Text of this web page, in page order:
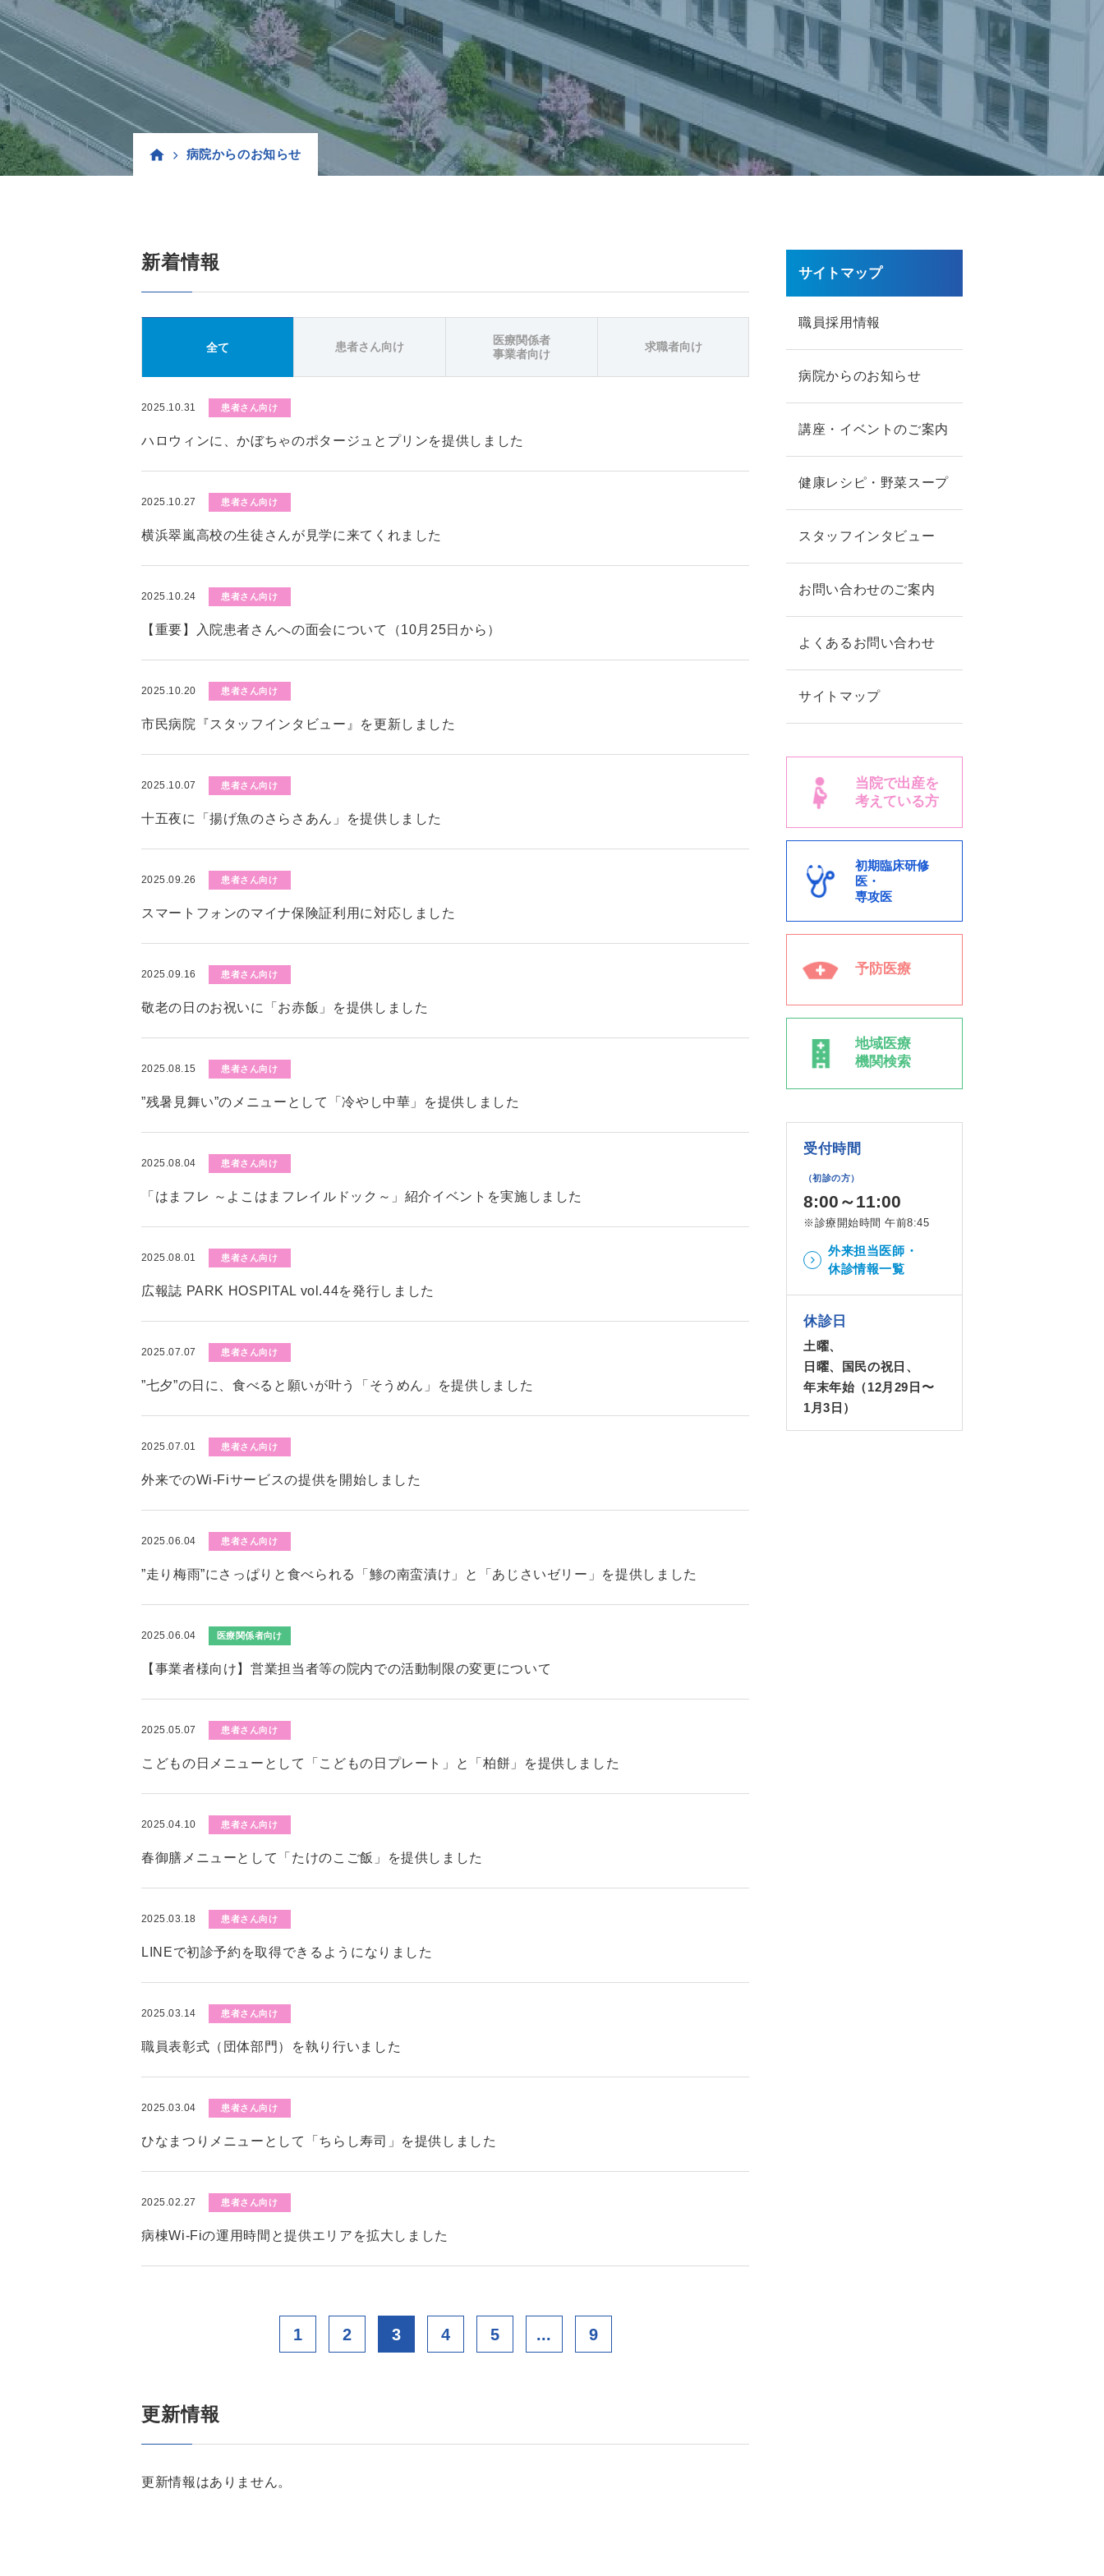
病院からのお知らせ
新着情報
全て 患者さん向け
医療関係者
事業者向け
求職者向け
2025.10.31 患者さん向け
ハロウィンに、かぼちゃのポタージュとプリンを提供しました
2025.10.27 患者さん向け
横浜翠嵐高校の生徒さんが見学に来てくれました
2025.10.24 患者さん向け
【重要】入院患者さんへの面会について（10月25日から）
2025.10.20 患者さん向け
市民病院『スタッフインタビュー』を更新しました
2025.10.07 患者さん向け
十五夜に「揚げ魚のさらさあん」を提供しました
2025.09.26 患者さん向け
スマートフォンのマイナ保険証利用に対応しました
2025.09.16 患者さん向け
敬老の日のお祝いに「お赤飯」を提供しました
2025.08.15 患者さん向け
”残暑見舞い”のメニューとして「冷やし中華」を提供しました
2025.08.04 患者さん向け
「はまフレ ～よこはまフレイルドック～」紹介イベントを実施しました
2025.08.01 患者さん向け
広報誌 PARK HOSPITAL vol.44を発行しました
2025.07.07 患者さん向け
”七夕”の日に、食べると願いが叶う「そうめん」を提供しました
2025.07.01 患者さん向け
外来でのWi-Fiサービスの提供を開始しました
2025.06.04 患者さん向け
”走り梅雨”にさっぱりと食べられる「鯵の南蛮漬け」と「あじさいゼリー」を提供しました
2025.06.04 医療関係者向け
【事業者様向け】営業担当者等の院内での活動制限の変更について
2025.05.07 患者さん向け
こどもの日メニューとして「こどもの日プレート」と「柏餅」を提供しました
2025.04.10 患者さん向け
春御膳メニューとして「たけのこご飯」を提供しました
2025.03.18 患者さん向け
LINEで初診予約を取得できるようになりました
2025.03.14 患者さん向け
職員表彰式（団体部門）を執り行いました
2025.03.04 患者さん向け
ひなまつりメニューとして「ちらし寿司」を提供しました
2025.02.27 患者さん向け
病棟Wi-Fiの運用時間と提供エリアを拡大しました
1 2 3 4 5 ... 9
更新情報
更新情報はありません。
サイトマップ
職員採用情報
病院からのお知らせ
講座・イベントのご案内
健康レシピ・野菜スープ
スタッフインタビュー
お問い合わせのご案内
よくあるお問い合わせ
サイトマップ
当院で出産を
考えている方
初期臨床研修
医・
専攻医
予防医療
地域医療
機関検索
受付時間
（初診の方）
8:00～11:00
※診療開始時間 午前8:45
外来担当医師・
休診情報一覧
休診日
土曜、
日曜、国民の祝日、
年末年始（12月29日〜
1月3日）